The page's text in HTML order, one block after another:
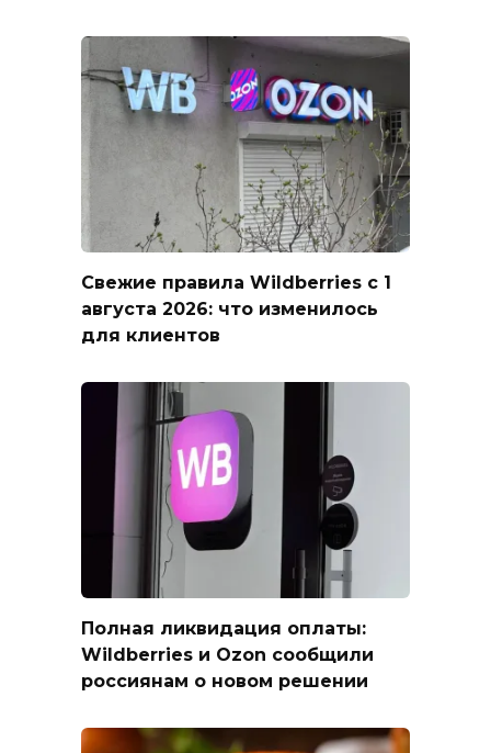
Свежие правила Wildberries с 1
августа 2026: что изменилось
для клиентов
Полная ликвидация оплаты:
Wildberries и Ozon сообщили
россиянам о новом решении